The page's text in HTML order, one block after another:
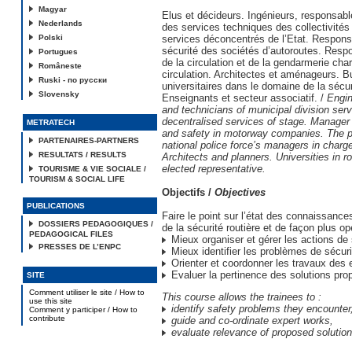
Magyar
Nederlands
Polski
Portugues
Româneste
Ruski - по русски
Slovensky
METRATECH
PARTENAIRES-PARTNERS
RESULTATS / RESULTS
TOURISME & VIE SOCIALE /
TOURISM & SOCIAL LIFE
PUBLICATIONS
DOSSIERS PEDAGOGIQUES /
PEDAGOGICAL FILES
PRESSES DE L’ENPC
SITE
Comment utiliser le site / How to
use this site
Comment y participer / How to
contribute
Elus et décideurs. Ingénieurs,
des services techniques des
services déconcentrés de l’Etat.
sécurité des sociétés d’autoroutes.
de la circulation et de la gendarmerie
circulation. Architectes et aménageurs.
universitaires dans le domaine de la
Enseignants et secteur associatif. /
and technicians of municipal division
decentralised services of stage.
and safety in motorway companies. The
national police force’s managers in
Architects and planners. Universities in
elected representative.
Objectifs / Objectives
Faire le point sur l’état des
de la sécurité routière et de façon plus
Mieux organiser et gérer les actions
Mieux identifier les problèmes de
Orienter et coordonner les travaux des
Evaluer la pertinence des solutions
This course allows the trainees to :
identify safety problems they
guide and co-ordinate expert works,
evaluate relevance of proposed